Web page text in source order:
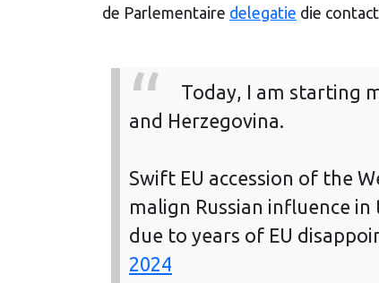
de Parlementaire delegatie die
Today, I am starting
and Herzegovina.
Swift EU accession of the
malign Russian influence
due to years of EU
2024